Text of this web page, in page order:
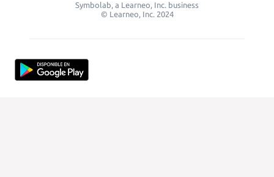
Symbolab, a Learneo, Inc. business
© Learneo, Inc. 2024